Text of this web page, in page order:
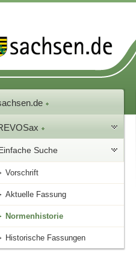
Suche
Vorschrift
Aktuelle Fassung
Normenhistorie
Historische Fassungen